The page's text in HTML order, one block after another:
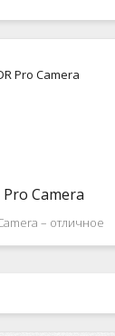
Pro Camera
– отличное
различных